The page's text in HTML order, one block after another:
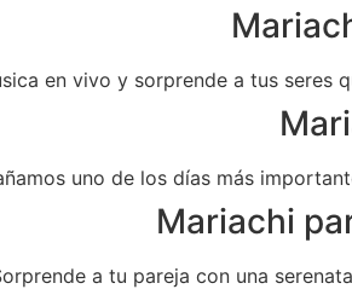
en vivo y sorprende a tus seres
uno de los días más
Mariachi
a tu pareja con una